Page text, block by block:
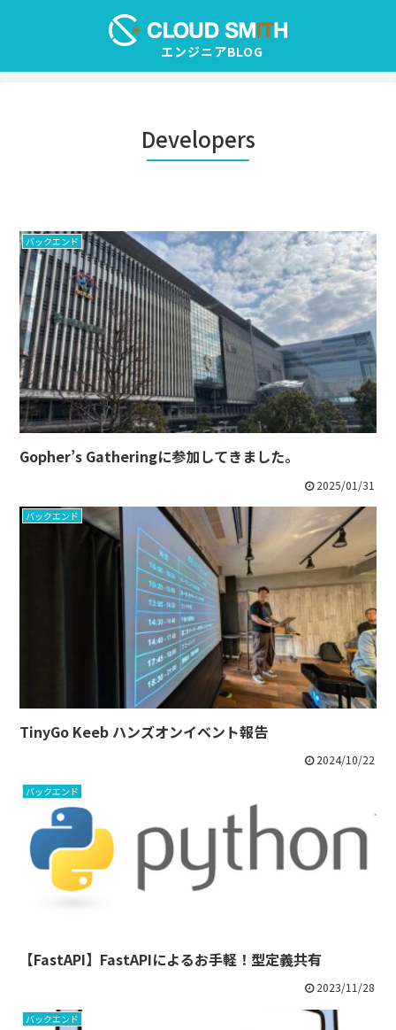
Developers
バックエンド
Gopher’s Gatheringに参加してきました。
2025/01/31
バックエンド
TinyGo Keeb ハンズオンイベント報告
2024/10/22
バックエンド
【FastAPI】FastAPIによるお手軽！型定義共有
2023/11/28
バックエンド